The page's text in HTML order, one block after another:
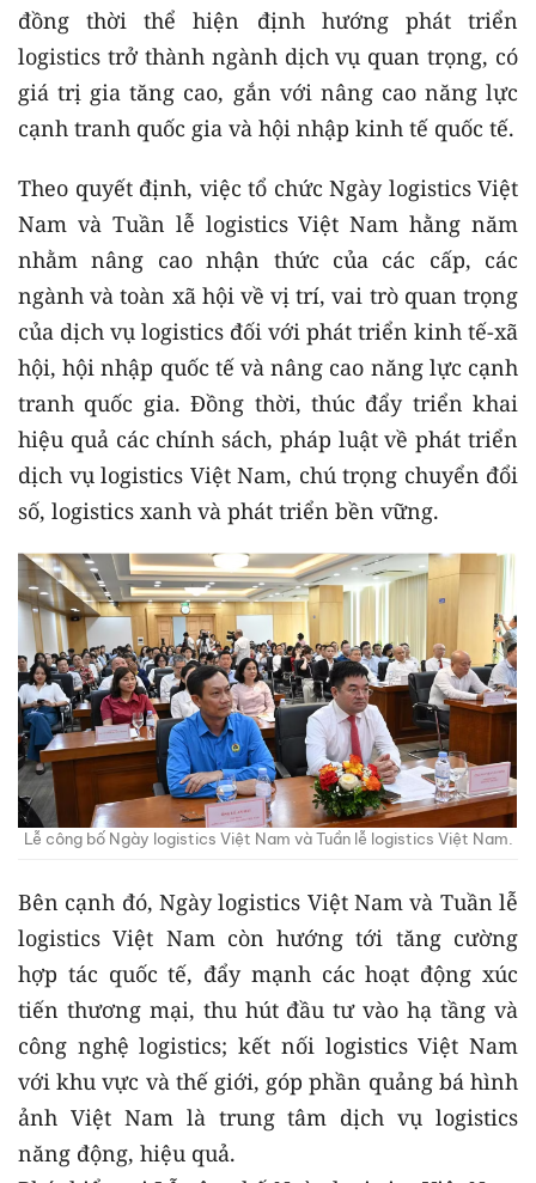
đồng thời thể hiện định hướng phát triển
logistics trở thành ngành dịch vụ quan trọng, có
giá trị gia tăng cao, gắn với nâng cao năng lực
cạnh tranh quốc gia và hội nhập kinh tế quốc tế.
Theo quyết định, việc tổ chức Ngày logistics Việt
Nam và Tuần lễ logistics Việt Nam hằng năm
nhằm nâng cao nhận thức của các cấp, các
ngành và toàn xã hội về vị trí, vai trò quan trọng
của dịch vụ logistics đối với phát triển kinh tế-xã
hội, hội nhập quốc tế và nâng cao năng lực cạnh
tranh quốc gia. Đồng thời, thúc đẩy triển khai
hiệu quả các chính sách, pháp luật về phát triển
dịch vụ logistics Việt Nam, chú trọng chuyển đổi
số, logistics xanh và phát triển bền vững.
Lễ công bố Ngày logistics Việt Nam và Tuần lễ logistics Việt Nam.
Bên cạnh đó, Ngày logistics Việt Nam và Tuần lễ
logistics Việt Nam còn hướng tới tăng cường
hợp tác quốc tế, đẩy mạnh các hoạt động xúc
tiến thương mại, thu hút đầu tư vào hạ tầng và
công nghệ logistics; kết nối logistics Việt Nam
với khu vực và thế giới, góp phần quảng bá hình
ảnh Việt Nam là trung tâm dịch vụ logistics
năng động, hiệu quả.